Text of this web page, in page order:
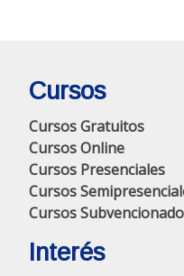
Cursos
Cursos Gratuitos
Cursos Online
Cursos Presenciales
Cursos
Cursos
Interés